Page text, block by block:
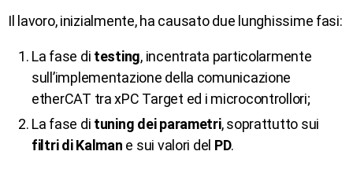
Il lavoro, inizialmente, ha causato due lunghissime fasi:
La fase di testing, incentrata particolarmente
sull’implementazione della comunicazione
etherCAT tra xPC Target ed i microcontrollori;
La fase di tuning dei parametri, soprattutto sui
filtri di Kalman e sui valori del PD.